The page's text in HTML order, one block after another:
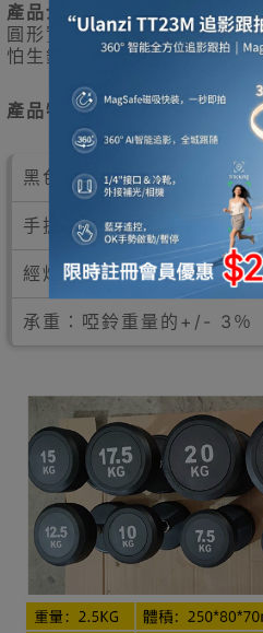
產品介紹
圓形實心包膠啞鈴 加粗實心
怕生銹
產品特點
黑色電鍍橡膠配實心鐵頭
手抓位設花紋磨面
經焊接成為一個完整啞鈴
承重：啞鈴重量的+/- 3％